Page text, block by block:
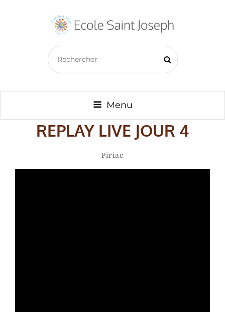
ECOLE SAINT JOSEPH –
BAZOUGES CRÉ SUR LOIR
Search
for:
Search
Menu
REPLAY LIVE JOUR 4
Categories
Piriac